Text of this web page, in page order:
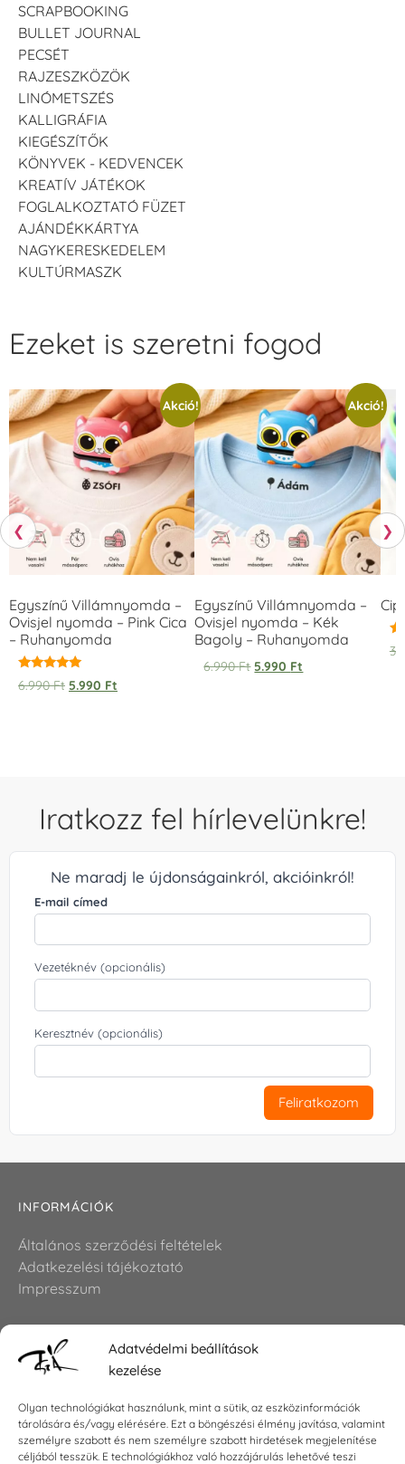
Adatvédelmi beállítások
kezelése
Olyan technológiákat használunk, mint a sütik, az eszközinformációk
tárolására és/vagy elérésére. Ezt a böngészési élmény javítása, valamint
személyre szabott és nem személyre szabott hirdetések megjelenítése
céljából tesszük. E technológiákhoz való hozzájárulás lehetővé teszi
SCRAPBOOKING
BULLET JOURNAL
PECSÉT
RAJZESZKÖZÖK
LINÓMETSZÉS
KALLIGRÁFIA
KIEGÉSZÍTŐK
KÖNYVEK - KEDVENCEK
KREATÍV JÁTÉKOK
FOGLALKOZTATÓ FÜZET
AJÁNDÉKKÁRTYA
NAGYKERESKEDELEM
KULTÚRMASZK
❮
Ezeket is szeretni fogod
Akció!
Egyszínű Villámnyomda –
Ovisjel nyomda – Pink Cica
– Ruhanyomda
Értékelés:
5.00
6.990Ft 5.990 Ft
Akció!
Egyszínű Villámnyomda –
Ovisjel nyomda – Kék
Bagoly – Ruhanyomda
6.990Ft 5.990 Ft
❯
Iratkozz fel hírlevelünkre!
Ne maradj le újdonságainkról, akcióinkról!
E-mail címed
Vezetéknév (opcionális)
Keresztnév (opcionális)
Feliratkozom
INFORMÁCIÓK
Általános szerződési feltételek
Adatkezelési tájékoztató
Impresszum
KAPCSOLAT
Telefon: +36 30 6767872